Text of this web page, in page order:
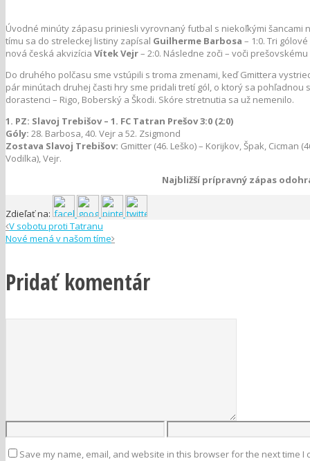
Úvodné minúty zápasu priniesli vyrovnaný futbal s niekoľkými
tímu sa do streleckej listiny zapísal Guilherme Barbosa – 1:0. Tri
nová česká akvizícia Vítek Vejr– 2:0. Následne zoči – voči
Do druhého polčasu sme vstúpili s troma zmenami, keď Gmittera
pár minútach druhej časti hry sme pridali tretí gól, o ktorý sa pohľadnou
dorastenci – Rigo, Boberský a Škodi. Skóre stretnutia sa už nemenilo.
1. PZ: Slavoj Trebišov – 1. FC Tatran Prešov 3:0 (2:0)
Góly: 28. Barbosa, 40. Vejr a 52. Zsigmond
Zostava Slavoj Trebišov: Gmitter (46. Leško) – Korijkov, Špak, Cicman
Vodilka), Vejr.
Najbližší prípravný zápas
Zdieľať na:
V sobotu proti Tatranu
Nové mená v našom tíme
Pridať komentár
Save my name, email, and website in this browser for the next time I